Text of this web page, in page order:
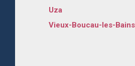
Uza
Vieux-Boucau-les-Bains